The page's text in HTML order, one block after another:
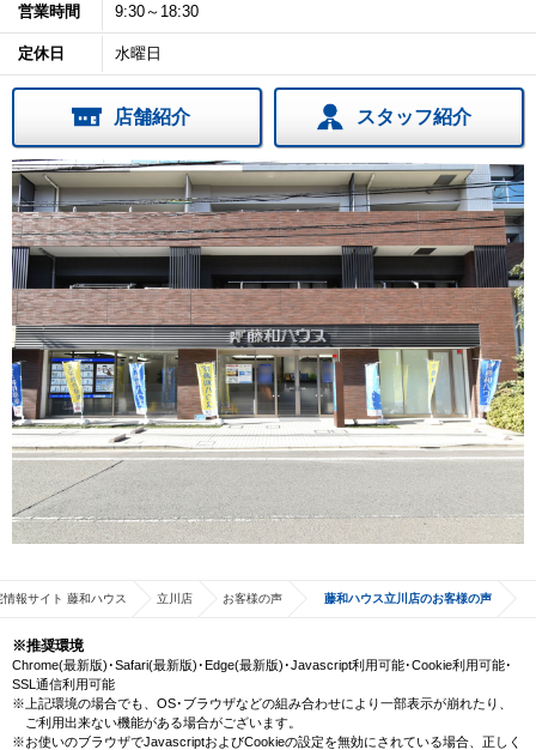
営業時間 9:30～18:30
定休日 水曜日
店舗紹介 スタッフ紹介
報サイト 藤和ハウス 立川店 お客様の声 藤和ハウス立川店のお客様の声
※推奨環境
Chrome(最新版)･Safari(最新版)･Edge(最新版)･Javascript利用可能･Cookie利用可能･
SSL通信利用可能
※上記環境の場合でも、OS･ブラウザなどの組み合わせにより一部表示が崩れたり、
ご利用出来ない機能がある場合がございます。
※お使いのブラウザでJavascriptおよびCookieの設定を無効にされている場合、正しく